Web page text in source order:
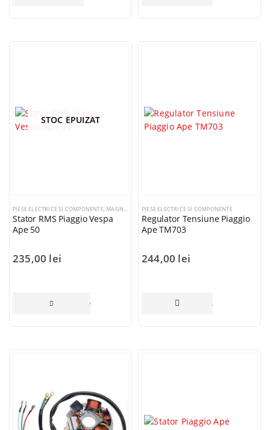
STOC EPUIZAT
PIESE ELECTRICE SI COMPONENTE, MAGNETOURI / VOLANTE / STATOARE
Stator RMS Piaggio Vespa
Ape 50
235,00 lei
CITEȘTE MAI MULT
PIESE ELECTRICE SI COMPONENTE
Regulator Tensiune Piaggio
Ape TM703
244,00 lei
ADAUGĂ ÎN COȘ